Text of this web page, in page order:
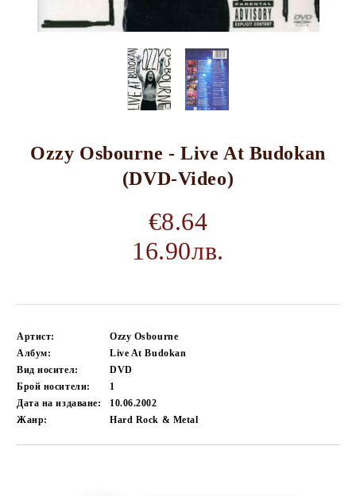
Ozzy Osbourne - Live At Budokan
(DVD-Video)
€8.64
16.90лв.
Артист:
Ozzy Osbourne
Албум:
Live At Budokan
Вид носител:
DVD
Брой носители:
1
Дата на издаване:
10.06.2002
Жанр:
Hard Rock & Metal